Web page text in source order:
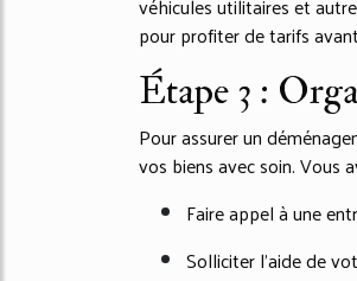
pour profiter de tarifs
Étape 3 :
Pour assurer un
vos biens avec soin. Vous
Faire appel à une
Solliciter l’aide de